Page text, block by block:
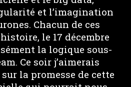
et l’imagination
Chacun de ces
le 17 décembre
la logique sous-
Ce soir j’aimerais
la promesse de cette